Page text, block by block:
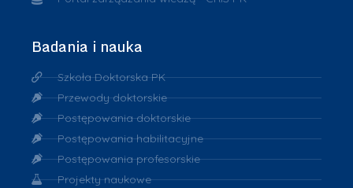
Badania i nauka
Szkoła Doktorska PK
Przewody doktorskie
Postępowania doktorskie
Postępowania habilitacyjne
Postępowania profesorskie
Projekty naukowe